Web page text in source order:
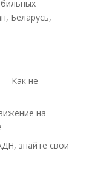
Беларусь,
Как не
на
знайте свои